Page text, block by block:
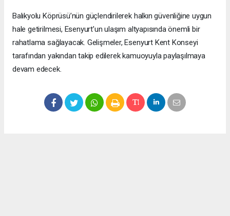
Balıkyolu Köprüsü’nün güçlendirilerek halkın güvenliğine uygun
hale getirilmesi, Esenyurt’un ulaşım altyapısında önemli bir
rahatlama sağlayacak. Gelişmeler, Esenyurt Kent Konseyi
tarafından yakından takip edilerek kamuoyuyla paylaşılmaya
devam edecek.